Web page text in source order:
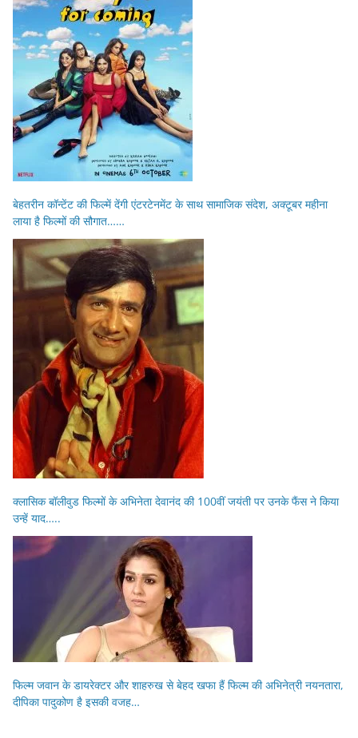
बेहतरीन कॉन्टेंट की फिल्में देंगी एंटरटेनमेंट के साथ सामाजिक संदेश, अक्टूबर महीना
लाया है फिल्मों की सौगात……
क्लासिक बॉलीवुड फिल्मों के अभिनेता देवानंद की 100वीं जयंती पर उनके फैंस ने किया
उन्हें याद…..
फिल्म जवान के डायरेक्टर और शाहरुख से बेहद खफा हैं फिल्म की अभिनेत्री नयनतारा,
दीपिका पादुकोण है इसकी वजह…